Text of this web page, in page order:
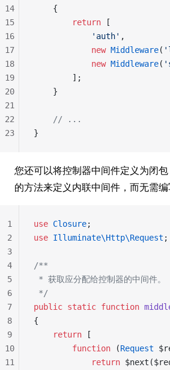
    {
        return
[
            'auth'
,
            new
Middleware(
            new
Middleware(
        ];
    }
    // ...
}
14
15
16
17
18
19
20
21
22
23
您还可以将控制器中间件定义为闭
的方法来定义内联中间件，而无需编
use Closure;
use Illuminate\Http\Request ;
/**
* 获取应分配给控制器的中间件。
*/
public static function
{
    return
[
        function
(Request
            return
1
2
3
4
5
6
7
8
9
10
11